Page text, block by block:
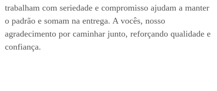
trabalham com seriedade e compromisso ajudam a manter
o padrão e somam na entrega. A vocês, nosso
agradecimento por caminhar junto, reforçando qualidade e
confiança.